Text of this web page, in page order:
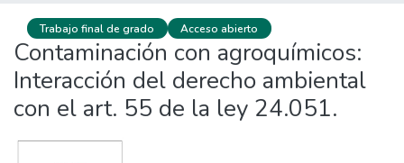
Trabajo final de grado Acceso abierto
Contaminación con agroquímicos:
Interacción del derecho ambiental
con el art. 55 de la ley 24.051.